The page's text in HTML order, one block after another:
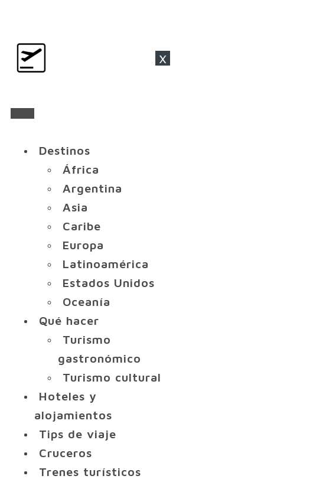
x
Destinos
África
Argentina
Asia
Caribe
Europa
Latinoamérica
Estados Unidos
Oceanía
Qué hacer
Turismo
gastronómico
Turismo cultural
Hoteles y
alojamientos
Tips de viaje
Cruceros
Trenes turísticos